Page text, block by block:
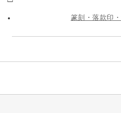
篆刻・落款印